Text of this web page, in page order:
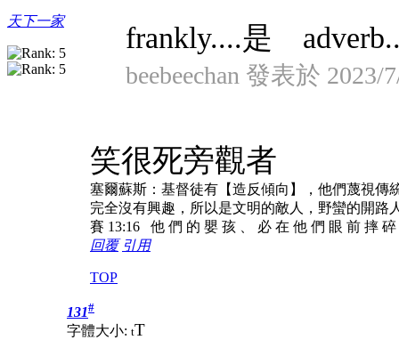
天下一家 frankly....是
beebeechan 發表於 2023/
笑很死旁觀者
塞爾蘇斯：基督徒有【造反傾向】，他們蔑視傳
完全沒有興趣，所以是文明的敵人，野蠻的開路
賽 13:16 他 們 的 嬰 孩 、 必 在 他 們 眼 前 摔
回覆 引用
TOP
131#
字體大小: tT